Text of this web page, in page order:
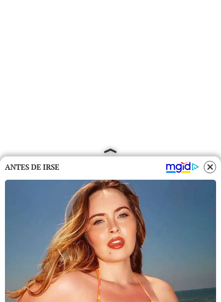
ANTES DE IRSE